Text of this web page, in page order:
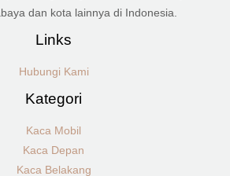
dan kota lainnya di Indonesia.
Links
Hubungi Kami
Kategori
Kaca Mobil
Kaca Depan
Kaca Belakang